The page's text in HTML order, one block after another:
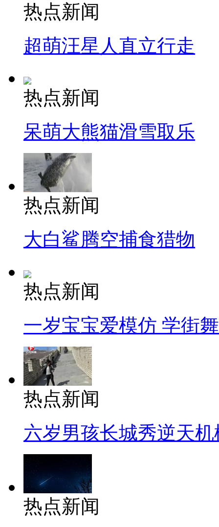
热点新闻
超萌汪星人直立行走
热点新闻
呆萌大熊猫滑雪取乐
热点新闻
大白鲨腾空捕食猎物
热点新闻
一岁宝宝爱模仿 学街
热点新闻
六岁男孩长城秀逆天机
热点新闻